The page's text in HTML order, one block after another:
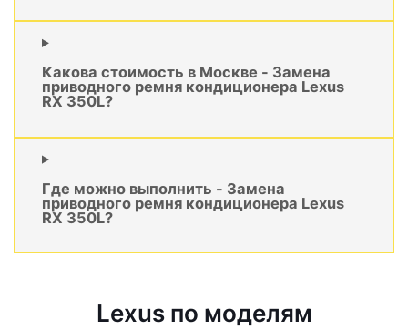
Какова стоимость в Москве - Замена
приводного ремня кондиционера Lexus
RX 350L?
Где можно выполнить - Замена
приводного ремня кондиционера Lexus
RX 350L?
Lexus по моделям